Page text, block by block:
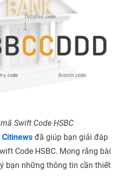
Swift Code HSBC
Citinews đã giúp bạn giải đáp
Code HSBC. Mong rằng bài
bạn những thông tin cần thiết